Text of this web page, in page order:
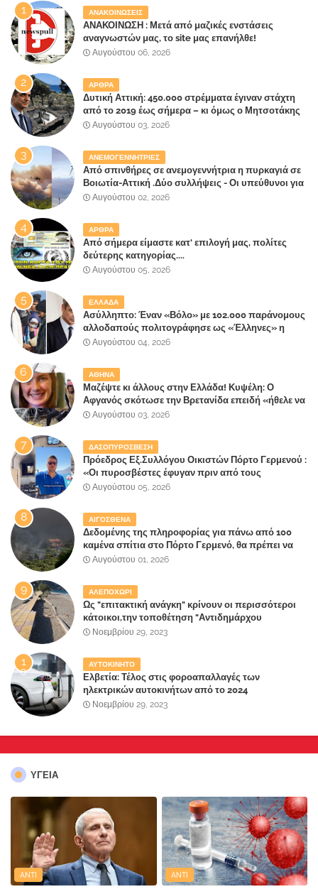
ΑΝΑΚΟΙΝΩΣΕΙΣ
ΑΝΑΚΟΙΝΩΣΗ : Μετά από μαζικές ενστάσεις
αναγνωστών μας, το site μας επανήλθε!
Αυγούστου 06, 2026
ΑΡΘΡΑ
Δυτική Αττική: 450.000 στρέμματα έγιναν στάχτη
από το 2019 έως σήμερα – κι όμως ο Μητσοτάκης
έλαβε 40% και 45% στις εκλογές του 2023,ενώ 50%
Αυγούστου 03, 2026
ΑΝΕΜΟΓΕΝΝΗΤΡΙΕΣ
Από σπινθήρες σε ανεμογεννήτρια η πυρκαγιά σε
Βοιωτία-Αττική .Δύο συλλήψεις - Οι υπεύθυνοι για
την λάθος διαχείριση της κατάσβεσης θα
Αυγούστου 02, 2026
ΑΡΘΡΑ
Από σήμερα είμαστε κατ' επιλογή μας, πολίτες
δεύτερης κατηγορίας....
Αυγούστου 05, 2026
ΕΛΛΑΔΑ
Ασύλληπτο: Έναν «Βόλο» με 102.000 παράνομους
αλλοδαπούς πολιτογράφησε ως «Έλληνες» η
κυβέρνηση!
Αυγούστου 04, 2026
ΑΘΗΝΑ
Μαζέψτε κι άλλους στην Ελλάδα! Κυψέλη: Ο
Αφγανός σκότωσε την Βρετανίδα επειδή «ήθελε να
κάνει τη σύντροφό του χριστιανή»
Αυγούστου 03, 2026
ΔΑΣΟΠΥΡΟΣΒΕΣΗ
Πρόεδρος Εξ.Συλλόγου Οικιστών Πόρτο Γερμενού :
«Οι πυροσβέστες έφυγαν πριν από τους
κατοίκους»
Αυγούστου 05, 2026
ΑΙΓΟΣΘΕΝΑ
Δεδομένης της πληροφορίας για πάνω από 100
καμένα σπίτια στο Πόρτο Γερμενό, θα πρέπει να
αναζητηθούν ευθύνες για την ολοσχερή
επίγειου παραδείσου της Αττικής
Αυγούστου 01, 2026
ΑΛΕΠΟΧΩΡΙ
Ως "επιτακτική ανάγκη" κρίνουν οι περισσότεροι
κάτοικοι,την τοποθέτηση "Αντιδημάρχου
Παραλιακής Ζώνης" στο Δήμο Μάνδρας-Ειδυλλίας!
Νοεμβρίου 29, 2023
ΑΥΤΟΚΙΝΗΤΟ
Ελβετία: Τέλος στις φοροαπαλλαγές των
ηλεκτρικών αυτοκινήτων από το 2024
Νοεμβρίου 29, 2023
ΥΓΕΙΑ
ANTI ANTI